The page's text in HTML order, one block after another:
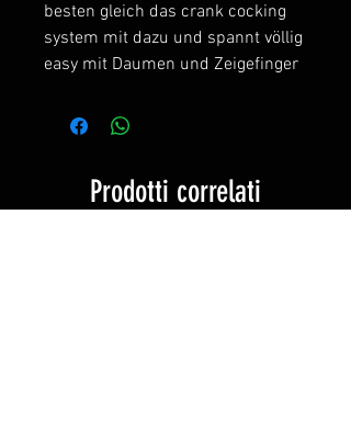
besten gleich das crank cocking
system mit dazu und spannt völlig
easy mit Daumen und Zeigefinger
Prodotti correlati